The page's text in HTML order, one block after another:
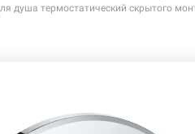
душа термостатический скрытого